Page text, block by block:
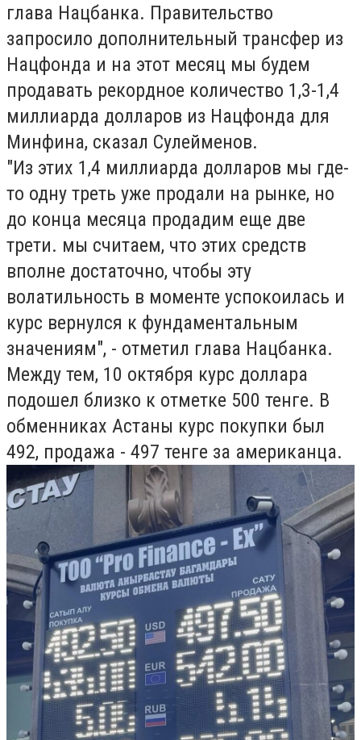
глава Нацбанка. Правительство
запросило дополнительный трансфер из
Нацфонда и на этот месяц мы будем
продавать рекордное количество 1,3-1,4
миллиарда долларов из Нацфонда для
Минфина, сказал Сулейменов.
"Из этих 1,4 миллиарда долларов мы где-
то одну треть уже продали на рынке, но
до конца месяца продадим еще две
трети. мы считаем, что этих средств
вполне достаточно, чтобы эту
волатильность в моменте успокоилась и
курс вернулся к фундаментальным
значениям", - отметил глава Нацбанка.
Между тем, 10 октября курс доллара
подошел близко к отметке 500 тенге. В
обменниках Астаны курс покупки был
492, продажа - 497 тенге за американца.